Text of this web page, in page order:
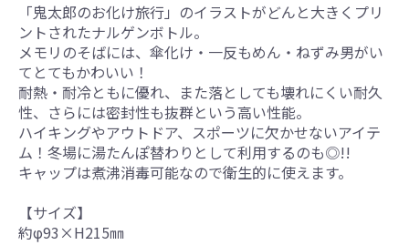
「鬼太郎のお化け旅行」のイラストがどんと大きくプリ
ントされたナルゲンボトル。
メモリのそばには、傘化け・一反もめん・ねずみ男がい
てとてもかわいい！
耐熱・耐冷ともに優れ、また落としても壊れにくい耐久
性、さらには密封性も抜群という高い性能。
ハイキングやアウトドア、スポーツに欠かせないアイテ
ム！冬場に湯たんぽ替わりとして利用するのも◎!!
キャップは煮沸消毒可能なので衛生的に使えます。
【サイズ】
約φ93×H215㎜